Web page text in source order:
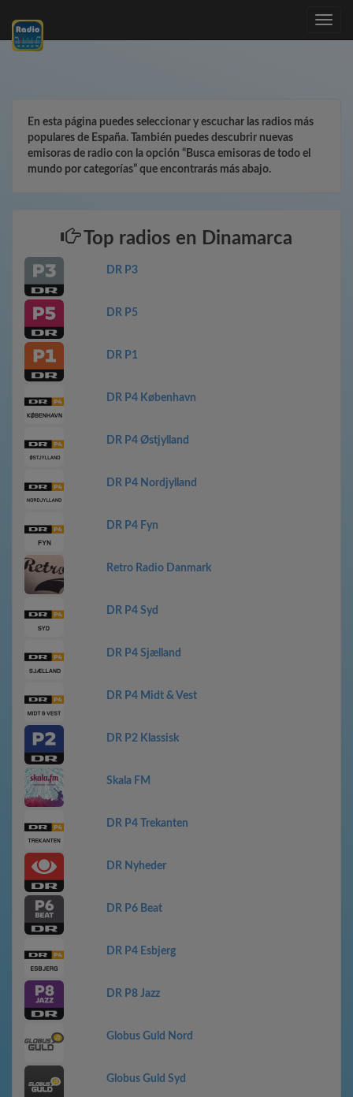
Toggle
En esta página puedes seleccionar y escuchar las radios más
populares de España. También puedes descubrir nuevas
emisoras de radio con la opción “Busca emisoras de todo el
mundo por categorías” que encontrarás más abajo.
Top radios en Dinamarca
DR P3
DR P5
DR P1
DR P4 København
DR P4 Østjylland
DR P4 Nordjylland
DR P4 Fyn
Retro Radio Danmark
DR P4 Syd
DR P4 Sjælland
DR P4 Midt & Vest
DR P2 Klassisk
Skala FM
DR P4 Trekanten
DR Nyheder
DR P6 Beat
DR P4 Esbjerg
DR P8 Jazz
Globus Guld Nord
Globus Guld Syd